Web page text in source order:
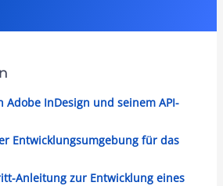
Adobe InDesign und seinem API-
Entwicklungsumgebung für das
Anleitung zur Entwicklung eines